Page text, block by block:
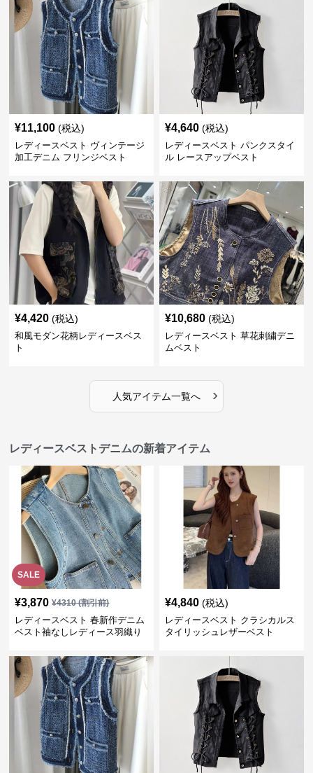
¥11,100 (税込)
レディースベスト ヴィンテージ
加工デニム フリンジベスト
¥4,640 (税込)
レディースベスト パンクスタイ
ル レースアップベスト
¥4,420 (税込)
和風モダン花柄レディースベス
ト
¥10,680 (税込)
レディースベスト 草花刺繍デニ
ムベスト
人気アイテム一覧へ ›
レディースベストデニムの新着アイテム
SALE
¥3,870 ¥4310(割引前)
レディースベスト 春新作デニム
ベスト袖なしレディース羽織り
¥4,840 (税込)
レディースベスト クラシカルス
タイリッシュレザーベスト